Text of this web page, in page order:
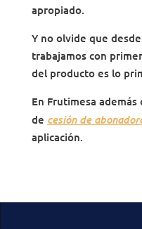
apropiado.
Y no olvide que
trabajamos con
del producto es lo
En Frutimesa
de cesión de
aplicación.